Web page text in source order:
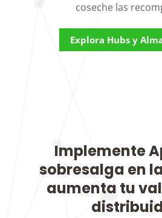
coseche las
Explora Hubs y
Implemente
sobresalga en
aumenta tu